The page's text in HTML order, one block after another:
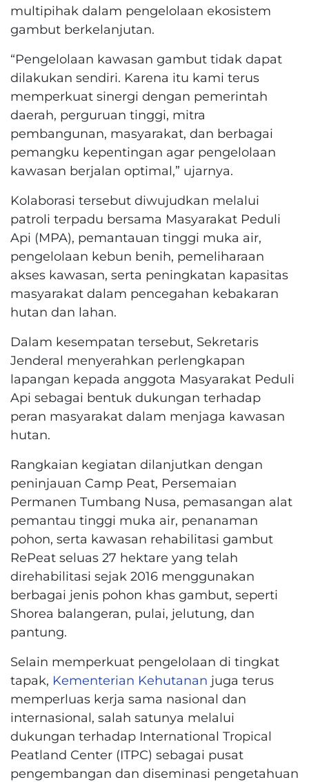
multipihak dalam pengelolaan ekosistem
gambut berkelanjutan.
“Pengelolaan kawasan gambut tidak dapat
dilakukan sendiri. Karena itu kami terus
memperkuat sinergi dengan pemerintah
daerah, perguruan tinggi, mitra
pembangunan, masyarakat, dan berbagai
pemangku kepentingan agar pengelolaan
kawasan berjalan optimal,” ujarnya.
Kolaborasi tersebut diwujudkan melalui
patroli terpadu bersama Masyarakat Peduli
Api (MPA), pemantauan tinggi muka air,
pengelolaan kebun benih, pemeliharaan
akses kawasan, serta peningkatan kapasitas
masyarakat dalam pencegahan kebakaran
hutan dan lahan.
Dalam kesempatan tersebut, Sekretaris
Jenderal menyerahkan perlengkapan
lapangan kepada anggota Masyarakat Peduli
Api sebagai bentuk dukungan terhadap
peran masyarakat dalam menjaga kawasan
hutan.
Rangkaian kegiatan dilanjutkan dengan
peninjauan Camp Peat, Persemaian
Permanen Tumbang Nusa, pemasangan alat
pemantau tinggi muka air, penanaman
pohon, serta kawasan rehabilitasi gambut
RePeat seluas 27 hektare yang telah
direhabilitasi sejak 2016 menggunakan
berbagai jenis pohon khas gambut, seperti
Shorea balangeran, pulai, jelutung, dan
pantung.
Selain memperkuat pengelolaan di tingkat
tapak, Kementerian Kehutanan juga terus
memperluas kerja sama nasional dan
internasional, salah satunya melalui
dukungan terhadap International Tropical
Peatland Center (ITPC) sebagai pusat
pengembangan dan diseminasi pengetahuan